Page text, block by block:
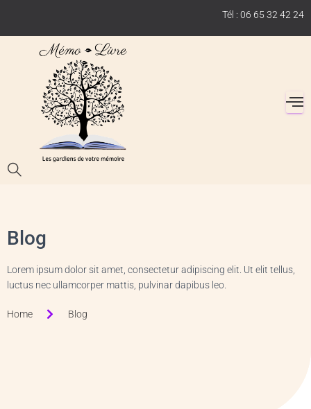
Tél : 06 65 32 42 24
Blog
Lorem ipsum dolor sit amet, consectetur adipiscing elit. Ut elit tellus,
luctus nec ullamcorper mattis, pulvinar dapibus leo.
Home Blog